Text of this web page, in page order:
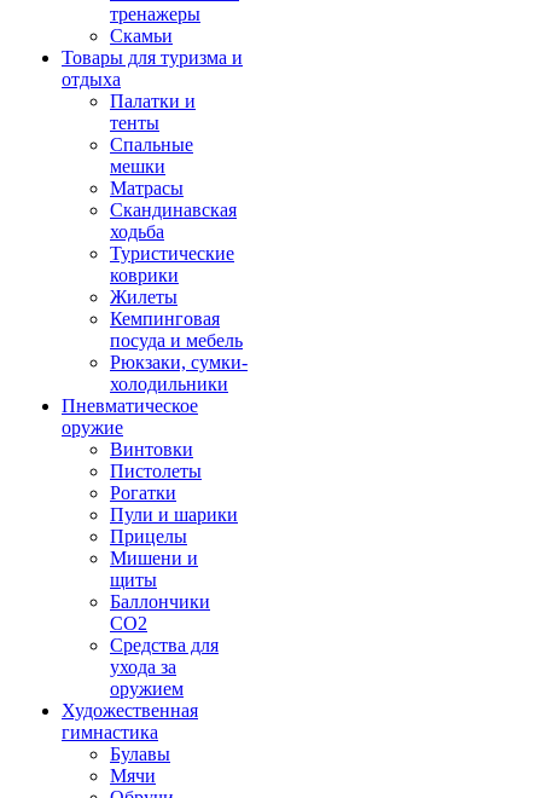
тренажеры
Скамьи
Товары для туризма и
отдыха
Палатки и
тенты
Спальные
мешки
Матрасы
Скандинавская
ходьба
Туристические
коврики
Жилеты
Кемпинговая
посуда и мебель
Рюкзаки, сумки-
холодильники
Пневматическое
оружие
Винтовки
Пистолеты
Рогатки
Пули и шарики
Прицелы
Мишени и
щиты
Баллончики
CO2
Средства для
ухода за
оружием
Художественная
гимнастика
Булавы
Мячи